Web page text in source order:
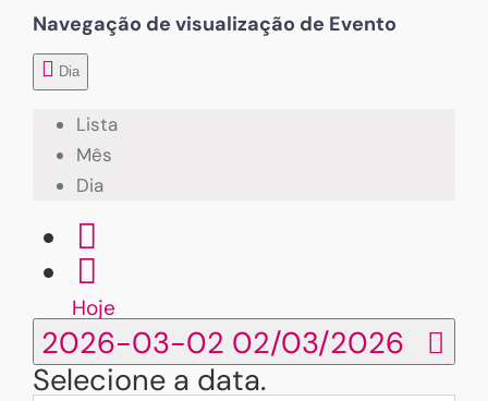
Navegação de visualização de Evento
Dia
Lista
Mês
Dia
Hoje
2026-03-02 02/03/2026
Selecione a data.